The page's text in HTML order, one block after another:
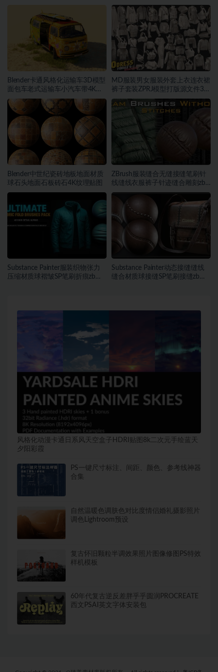
贴图
Blender卡通风格化运输车3D模型
面包车老式运输车小汽车带4K纹
理
MD服装男女服装外套上衣连衣裙
裤子套装ZPRJ模型打版源文件3D
服装
Blender中世纪瓷砖地板地面材质
球石头地面石板砖石4K纹理贴图
ZBrush服装缝合无缝接缝笔刷针
线缝线衣服裤子针迹缝合雕刻zb
笔刷
Substance Painter服装织物张力
压缩材质球褶皱SP笔刷折痕zb笔
Substance Painter动态接缝缝线
缝合材质球接缝SP笔刷接缝zb笔
风格化动漫卡通日系风天空盒子HDRI贴图8k二次元手绘蓝天
夕阳彩霞
​PS一键尺寸标注、间距、颜色、参考线神器
合集
自然温暖色调肤色对比度情侣婚礼摄影照片
调色Lightroom预设
复古怀旧颗粒半调效果照片图像修图PS特效
样机模板
60年代复古逆反差胖乎乎圆润PROCREATE
西文PSAI英文字体安装包